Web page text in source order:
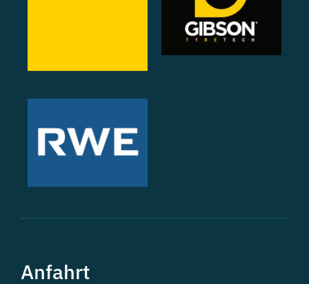
Anfahrt